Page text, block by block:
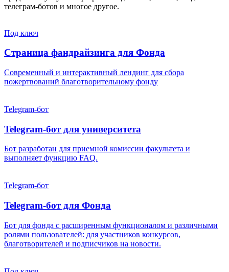
телеграм-ботов и многое другое.
Под ключ
Страница фандрайзинга для Фонда
Современный и интерактивный лендинг для сбора
пожертвований благотворительному фонду
Telegram-бот
Telegram-бот для университета
Бот разработан для приемной комиссии факультета и
выполняет функцию FAQ.
Telegram-бот
Telegram-бот для Фонда
Бот для фонда с расширенным функционалом и различными
ролями пользователей: для участников конкурсов,
благотворителей и подписчиков на новости.